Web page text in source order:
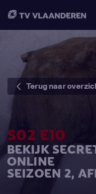
Terug naar
S02 E10
BEKIJK
ONLINE
SEIZOEN 2,